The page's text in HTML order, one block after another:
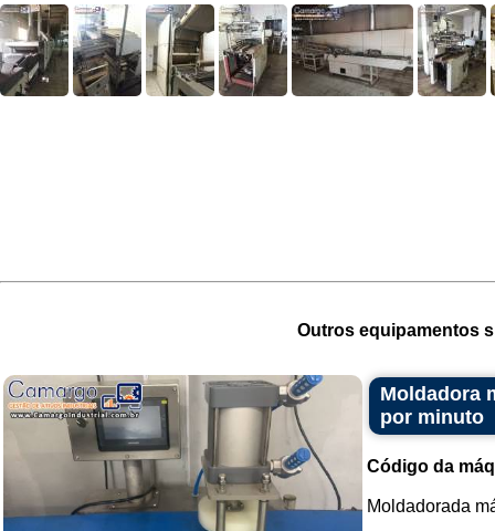
Outros equipamentos
Moldadora
por minuto
Código da
Moldadorada